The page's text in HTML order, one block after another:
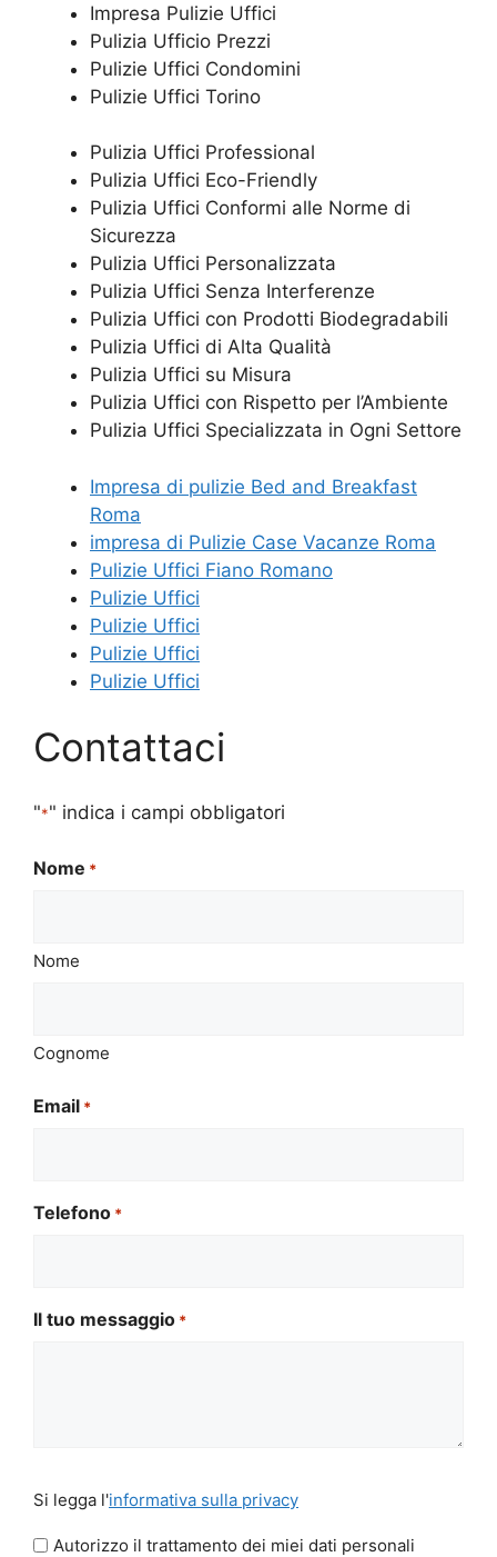
Impresa Pulizie Uffici
Pulizia Ufficio Prezzi
Pulizie Uffici Condomini
Pulizie Uffici Torino
Pulizia Uffici Professional
Pulizia Uffici Eco-Friendly
Pulizia Uffici Conformi alle Norme di
Sicurezza
Pulizia Uffici Personalizzata
Pulizia Uffici Senza Interferenze
Pulizia Uffici con Prodotti Biodegradabili
Pulizia Uffici di Alta Qualità
Pulizia Uffici su Misura
Pulizia Uffici con Rispetto per l’Ambiente
Pulizia Uffici Specializzata in Ogni Settore
Impresa di pulizie Bed and Breakfast
Roma
impresa di Pulizie Case Vacanze Roma
Pulizie Uffici Fiano Romano
Pulizie Uffici
Pulizie Uffici
Pulizie Uffici
Pulizie Uffici
Contattaci
"*" indica i campi obbligatori
Nome *
Nome
Cognome
Email *
Telefono *
Il tuo messaggio *
legga
l'informativa
Si legga l'informativa sulla privacy
Autorizzo il trattamento dei miei dati personali